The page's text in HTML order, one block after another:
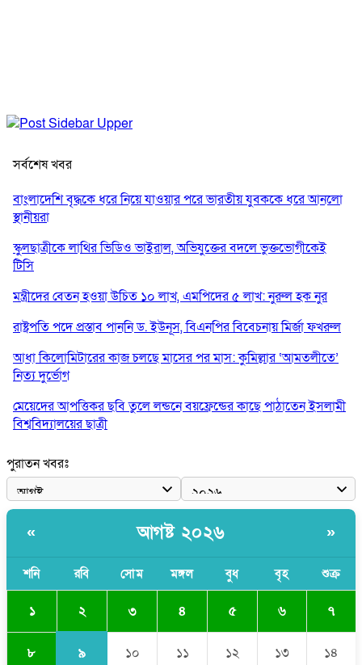
সর্বশেষ খবর
বাংলাদেশি বৃদ্ধকে ধরে নিয়ে যাওয়ার পরে ভারতীয় যুবককে ধরে আনলো
স্থানীয়রা
স্কুলছাত্রীকে লাথির ভিডিও ভাইরাল, অভিযুক্তের বদলে ভুক্তভোগীকেই
টিসি
মন্ত্রীদের বেতন হওয়া উচিত ১০ লাখ, এমপিদের ৫ লাখ: নুরুল হক নুর
রাষ্ট্রপতি পদে প্রস্তাব পাননি ড. ইউনূস, বিএনপির বিবেচনায় মির্জা ফখরুল
আধা কিলোমিটারের কাজ চলছে মাসের পর মাস: কুমিল্লার ‘আমতলীতে’
নিত্য দুর্ভোগ
মেয়েদের আপত্তিকর ছবি তুলে লন্ডনে বয়ফ্রেন্ডের কাছে পাঠাতেন ইসলামী
বিশ্ববিদ্যালয়ের ছাত্রী
পুলিশকে পিটিয়ে রক্তাক্ত করেছি এ দৃশ্য কি আপনারা দেখেননি: এনসিপি
নেতা
পাঁচ দেশি মাছে মিলল মাইক্রোপ্লাস্টিক, সবচেয়ে বেশি কই মাছে
বাংলাদেশী কর্মীদের আকামা নিয়ে বড় সুখবর দিলো সৌদি সরকার
ভারতের পূর্ব সীমান্তে এখন ‘আরেকটি পাকিস্তান’ গড়ে উঠেছে: সজীব
ওয়াজেদ জয়
পুরাতন খবরঃ
« আগষ্ট ২০২৬ »
শনি রবি সোম মঙ্গল বুধ বৃহ শুক্র
১ ২ ৩ ৪ ৫ ৬ ৭
৮ ৯ ১০ ১১ ১২ ১৩ ১৪